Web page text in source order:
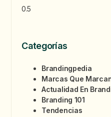
Categorías
Brandingpedia
Marcas Que
Actualidad En
Branding 101
Tendencias